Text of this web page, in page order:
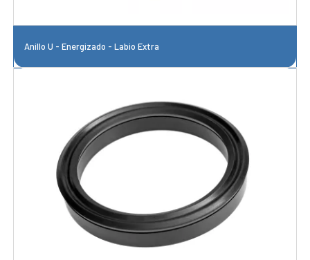
Anillo U - Energizado - Labio Extra